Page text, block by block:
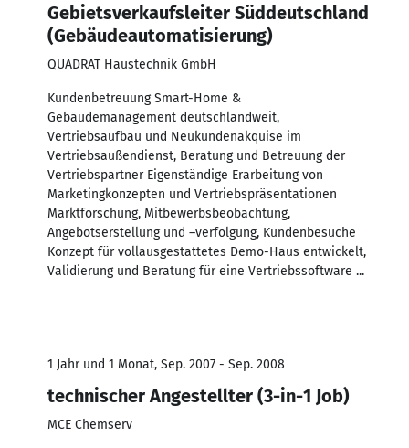
Gebietsverkaufsleiter Süddeutschland
(Gebäudeautomatisierung)
QUADRAT Haustechnik GmbH
Kundenbetreuung Smart-Home &
Gebäudemanagement deutschlandweit,
Vertriebsaufbau und Neukundenakquise im
Vertriebsaußendienst, Beratung und Betreuung der
Vertriebspartner Eigenständige Erarbeitung von
Marketingkonzepten und Vertriebspräsentationen
Marktforschung, Mitbewerbsbeobachtung,
Angebotserstellung und –verfolgung, Kundenbesuche
Konzept für vollausgestattetes Demo-Haus entwickelt,
Validierung und Beratung für eine Vertriebssoftware ...
1 Jahr und 1 Monat, Sep. 2007 - Sep. 2008
technischer Angestellter (3-in-1 Job)
MCE Chemserv